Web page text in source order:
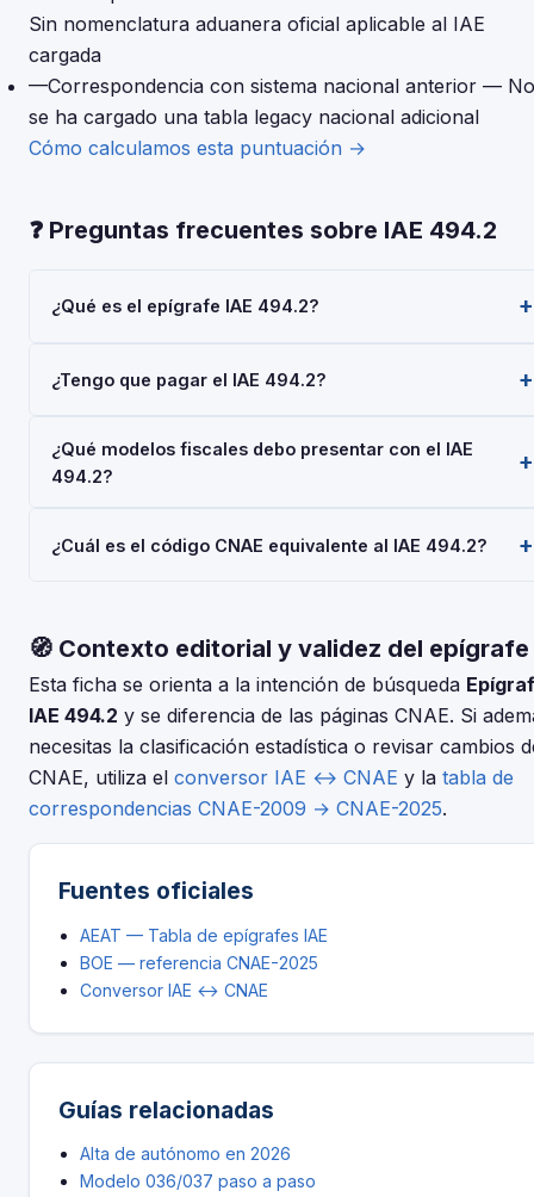
Sin nomenclatura aduanera oficial aplicable al IAE
cargada
—Correspondencia con sistema nacional anterior — No
se ha cargado una tabla legacy nacional adicional
Cómo calculamos esta puntuación →
❓ Preguntas frecuentes sobre IAE 494.2
¿Qué es el epígrafe IAE 494.2?
la Actividades Empresariales del Impuesto sobre Actividades
autónomo que realice esta actividad debe darse de alta
mediante el Modelo 036 o 037.
¿Tengo que pagar el IAE 494.2?
pago del IAE. Las sociedades con cifra de negocios inferior
a 1.000.000 €/año también están exentas. No obstante, el
económica.
¿Qué modelos fiscales debo presentar con el IAE
494.2?
Modelo 036/037 (alta), Modelo 303 (IVA trimestral), Modelo
¿Cuál es el código CNAE equivalente al IAE 494.2?
el código CNAE-2025 que corresponde al epígrafe 494.2 —
FAB. ART. Deporte.
🧭 Contexto editorial y validez del epígrafe
Esta ficha se orienta a la intención de búsqueda
IAE 494.2 y se diferencia de las páginas CNAE. Si
necesitas la clasificación estadística o revisar cambios
CNAE, utiliza el conversor IAE ↔ CNAE y la tabla de
correspondencias CNAE-2009 → CNAE-2025.
Fuentes oficiales
AEAT — Tabla de epígrafes IAE
BOE — referencia CNAE-2025
Conversor IAE ↔ CNAE
Guías relacionadas
Alta de autónomo en 2026
Modelo 036/037 paso a paso